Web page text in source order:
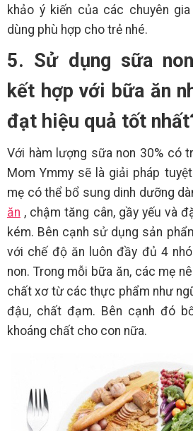
khảo ý kiến của các chuyên
dùng phù hợp cho trẻ nhé.
5. Sử dụng sữa
kết hợp với bữa ăn
đạt hiệu quả tốt
Với hàm lượng sữa non 30% có
Mom Ymmy sẽ là giải pháp
mẹ có thể bổ sung dinh dưỡng
ăn , chậm tăng cân, gầy yếu và
kém. Bên cạnh sử dụng sản
với chế độ ăn luôn đầy đủ 4
non. Trong mỗi bữa ăn, các mẹ
chất xơ từ các thực phẩm như
đậu, chất đạm. Bên cạnh đó
khoáng chất cho con nữa.